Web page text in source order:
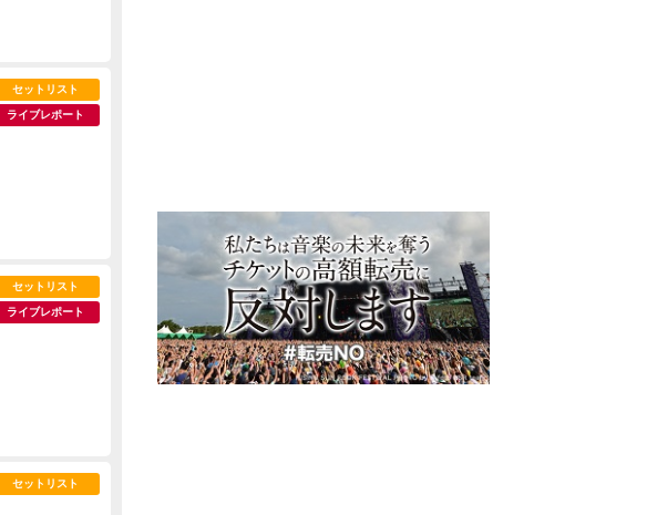
セットリスト
ライブレポート
セットリスト
ライブレポート
セットリスト